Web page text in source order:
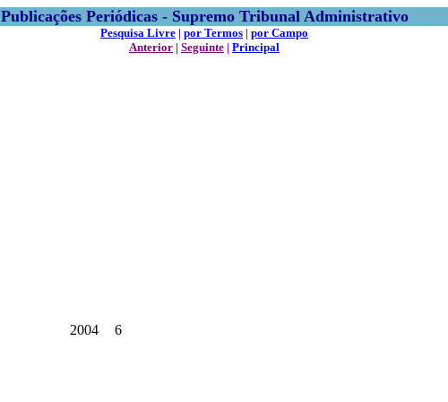
Publicações Periódicas - Supremo Tribunal Administrativo
Pesquisa Livre | por Termos | por Campo
Anterior | Seguinte | Principal
2004 6